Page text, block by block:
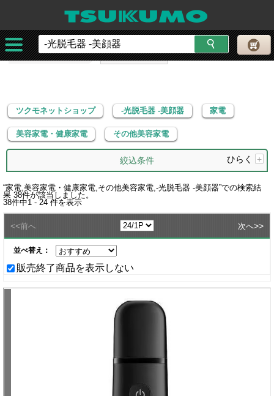
ツクモネットショップ -光脱毛器 -美顔器
家電
美容家電・健康家電
その他美容家電
ツクモネットショップ -光脱毛器 -美顔器 家電
美容家電・健康家電 その他美容家電
絞込条件 ひらく +
“家電,美容家電・健康家電,その他美容家電,-光脱毛器 -美顔器”での検索結
果 38件が該当しました。
38件中1 - 24 件を表示
<<前へ 次へ>>
並べ替え：
販売終了商品を表示しない